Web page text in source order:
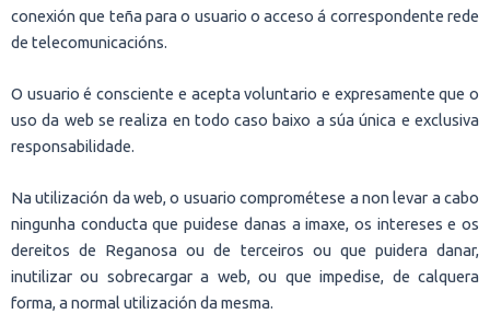
conexión que teña para o usuario o acceso á correspondente rede
de telecomunicacións.
O usuario é consciente e acepta voluntario e expresamente que o
uso da web se realiza en todo caso baixo a súa única e exclusiva
responsabilidade.
Na utilización da web, o usuario comprométese a non levar a cabo
ningunha conducta que puidese danas a imaxe, os intereses e os
dereitos de Reganosa ou de terceiros ou que puidera danar,
inutilizar ou sobrecargar a web, ou que impedise, de calquera
forma, a normal utilización da mesma.